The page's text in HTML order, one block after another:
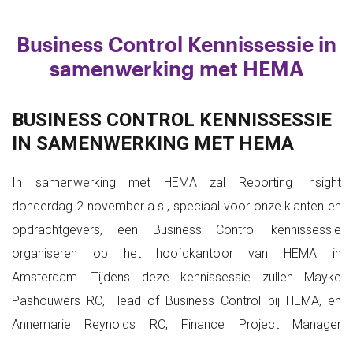
Business Control Kennissessie in
samenwerking met HEMA
BUSINESS CONTROL KENNISSESSIE
IN SAMENWERKING MET HEMA
In samenwerking met HEMA zal Reporting Insight
donderdag 2 november a.s., speciaal voor onze klanten en
opdrachtgevers, een Business Control kennissessie
organiseren op het hoofdkantoor van HEMA in
Amsterdam. Tijdens deze kennissessie zullen Mayke
Pashouwers RC, Head of Business Control bij HEMA, en
Annemarie Reynolds RC, Finance Project Manager